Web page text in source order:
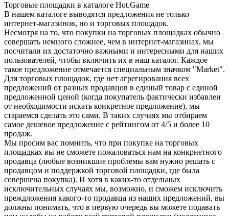
Торговые площадки в каталоге Hot.Game
В нашем каталоге выводятся предложения не только
интернет-магазинов, но и торговых площадок.
Несмотря на то, что покупки на торговых площадках обычно
совершать немного сложнее, чем в интернет-магазинах, мы
посчитали их достаточно важными и интересными для наших
пользователей, чтобы включить их в наш каталог. Каждое
такое предложение отмечается специальным значком "Market".
Для торговых площадок, где нет агрегирования всех
предложений от разных продавцов в единый товар с единой
предложенной ценой (когда покупатель фактически избавлен
от необходимости искать конкретное предложение), мы
стараемся сделать это сами. В таких случаях мы отбираем
самое дешевое предложение с рейтингом от 4/5 и более 10
продаж.
Мы просим вас помнить, что при покупке на торговых
площадках вы не сможете пожаловаться нам на конкрнетного
продавца (любые возникшие проблемы вам нужно решать с
продавцом и поддержкой торговой площадки, где была
совершена покупка). И хотя в каких-то отдельных
исключительных случаях мы, возможно, и сможем исключить
преждложения какого-то продавца из наших предложений, вы
должны понимать, что в первую очередь вы можете подавать